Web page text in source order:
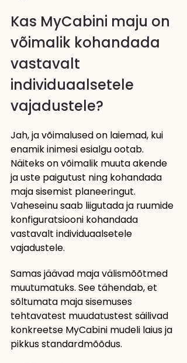
Kas MyCabini maju on
võimalik kohandada
vastavalt
individuaalsetele
vajadustele?
Jah, ja võimalused on laiemad, kui
enamik inimesi esialgu ootab.
Näiteks on võimalik muuta akende
ja uste paigutust ning kohandada
maja sisemist planeeringut.
Vaheseinu saab liigutada ja ruumide
konfiguratsiooni kohandada
vastavalt individuaalsetele
vajadustele.
Samas jäävad maja välismõõtmed
muutumatuks. See tähendab, et
sõltumata maja sisemuses
tehtavatest muudatustest säilivad
konkreetse MyCabini mudeli laius ja
pikkus standardmõõdus.